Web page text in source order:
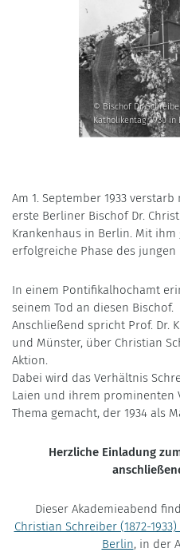
© Bischof Dr.
Katholikentag 1930 in
Am 1. September 1933
erste Berliner Bischof Dr.
Krankenhaus in Berlin. Mit
erfolgreiche Phase des jungen
In einem Pontifikalhochamt
seinem Tod an diesen Bischof.
Anschließend spricht Prof. Dr.
und Münster, über Christian
Aktion.
Dabei wird das Verhältnis
Laien und ihrem prominenten
Thema gemacht, der 1934 als
Herzliche Einladung
Dieser Akademieabend
Christian Schreiber (1872-
Berlin, in der